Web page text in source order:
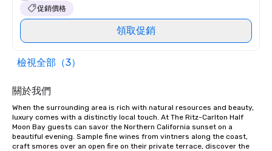
促銷價格
領取促銷
檢視全部（3）
關於我們
When the surrounding area is rich with natural resources and beauty,
luxury comes with a distinctly local touch. At The Ritz-Carlton Half
Moon Bay guests can savor the Northern California sunset on a
beautiful evening. Sample fine wines from vintners along the coast,
craft smores over an open fire on their private terrace, discover the